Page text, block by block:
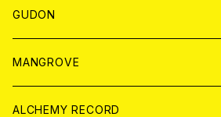
WORLD
JAPAN
WORLD
GUDON
アパレル
PATCH
MANGROVE
ALCHEMY RECORD